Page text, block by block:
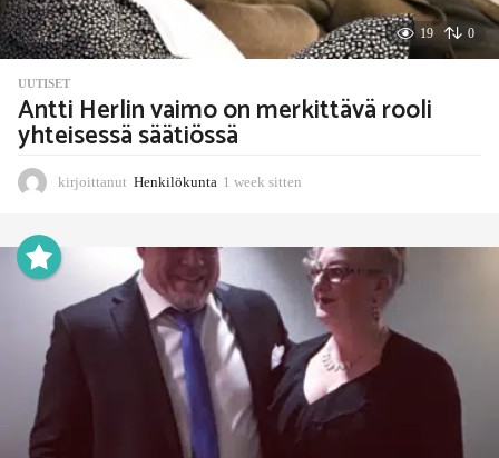
19 0
UUTISET
Antti Herlin vaimo on merkittävä rooli
yhteisessä säätiössä
kirjoittanut Henkilökunta 1 week sitten
e
k
t
e
n